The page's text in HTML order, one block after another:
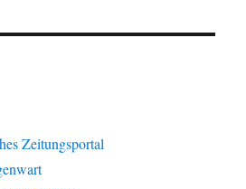
Zeitungsportal